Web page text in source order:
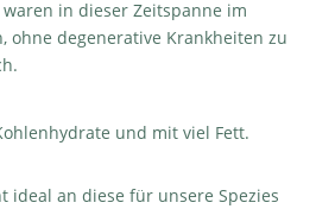
in dieser Zeitspanne im
ohne degenerative Krankheiten zu
und mit viel Fett.
ideal an diese für unsere Spezies